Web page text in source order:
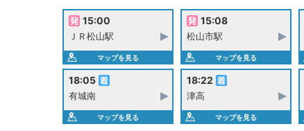
15:00
ＪＲ松山駅
マップを見る
15:08
松山市駅
マップを見る
18:05
有城南
マップを見る
18:22
津高
マップを見る